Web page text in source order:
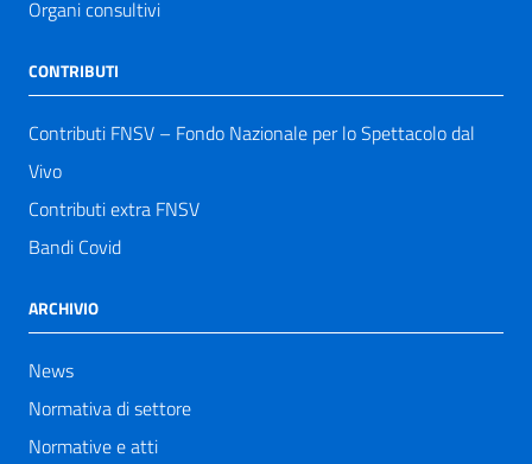
Organi consultivi
CONTRIBUTI
Contributi FNSV – Fondo Nazionale per lo Spettacolo dal
Vivo
Contributi extra FNSV
Bandi Covid
ARCHIVIO
News
Normativa di settore
Normative e atti